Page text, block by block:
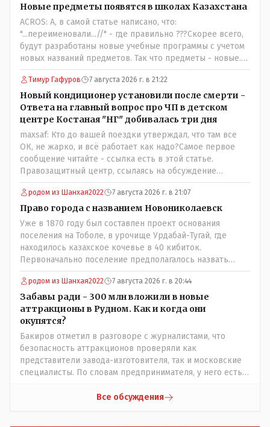
трагедии, то есть 29 июля, когда спешно установили и
воду, и новые кондиционеры, и впервые поставили
температурный режим на контроль. То есть первая
часть - информация до трагедии, вторая часть -
информация после трагедии, когда все уже было
Новые предметы появятся в школах Казахстана
ACROS: А, в самой статье написано, что:
"...переименовали...//" - где правильно ???Скорее всего,
будут разработаны новые учебные программы с учетом
новых названий предметов. Так что предметы - новые.
Хоть и переименованные)
Тимур Гафуров 7 августа 2026 г. в 21:22
Новый кондиционер установили после смерти -
Ответа на главный вопрос про ЧП в детском
центре Костаная "НГ" добивалась три дня
maxsaf: Кто до вашей поездки утверждал, что там все
ОК, не жарко, и всё работает как надо?Самое первое
сообщение читайте - ссылка есть в этой статье.
Правозащитный центр, ссылаясь на обсуждение
сотрудников интерната в рабочем чате, которые
прислали ему в виде аудиосообщений, пишет, что
воспитатели долго добивались установки
кондиционеров в помещениях, где есть дети, однако к
настоящему времени их установили только в
помещениях, предназначенных для административно-
управленческого персонала. И Также в каждой группе
установлены кондиционеры, питьевой и температурный
режимы, которые взяты на особый контроль, учитывая
погодные условия в это лето. Мы решили. что это -
противоречие. Вы считаете иначе?
родом из Шанхая2022 7 августа 2026 г. в 21:07
Право города с названием Новониколаевск
Уже в 1870 году был составлен проект основания
поселения на Тоболе, в урочище Урдабай-Тугай, где
находилось казахское кочевье в 40 кибиток.
Первоначально поселение предполагалось назвать
Урдабаем по имени урочища. .......из всего этого следует
что комиссии ономастической надо ознакомиться с
историей города и принять справедливое решение с
названием Урдабай-Тугай 40 кибиток или просто
Урдабай таким образом они убьют сразу двух зайцев
царского и коммуняцкого....и справедливость
восторжествует....
родом из Шанхая2022 7 августа 2026 г. в 20:44
Забавы ради - 300 млн вложили в новые
аттракционы в Рудном. Как и когда они
окупятся?
Бакиров отметил в разговоре с журналистами, что
безопасность аттракционов проверяли как
представители завода-изготовителя, так и московские
специалисты. По словам предпринимателя, у него есть
стандартам Евразийского экономического сообщества.
Все обсуждения